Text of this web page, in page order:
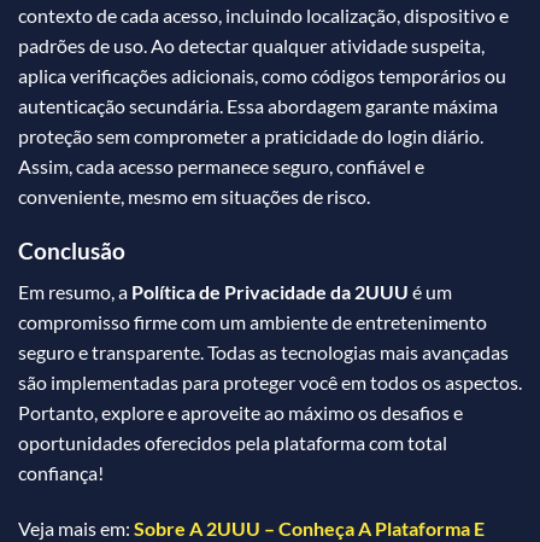
contexto de cada acesso, incluindo localização, dispositivo e
padrões de uso. Ao detectar qualquer atividade suspeita,
aplica verificações adicionais, como códigos temporários ou
autenticação secundária. Essa abordagem garante máxima
proteção sem comprometer a praticidade do login diário.
Assim, cada acesso permanece seguro, confiável e
conveniente, mesmo em situações de risco.
Conclusão
Em resumo, a Política de Privacidade da 2UUU é um
compromisso firme com um ambiente de entretenimento
seguro e transparente. Todas as tecnologias mais avançadas
são implementadas para proteger você em todos os aspectos.
Portanto, explore e aproveite ao máximo os desafios e
oportunidades oferecidos pela plataforma com total
confiança!
Veja mais em: Sobre A 2UUU – Conheça A Plataforma E